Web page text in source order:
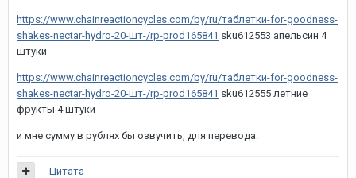
https://www.chainreactioncycles.com/by/ru/таблетки-for-goodness-
shakes-nectar-hydro-20-шт-/rp-prod165841 sku612553 апельсин 4
штуки
https://www.chainreactioncycles.com/by/ru/таблетки-for-goodness-
shakes-nectar-hydro-20-шт-/rp-prod165841 sku612555 летние
фрукты 4 штуки
и мне сумму в рублях бы озвучить, для перевода.
Цитата